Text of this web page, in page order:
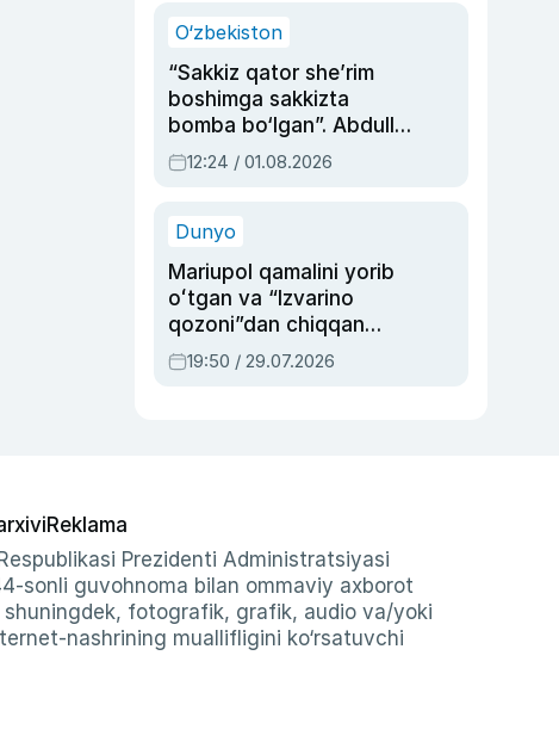
O‘zbekiston
“Sakkiz qator she’rim
boshimga sakkizta
bomba bo‘lgan”. Abdulla
Oripovni siyosiy
ayblovlardan asrab
12:24 / 01.08.2026
Dunyo
Mariupol qamalini yorib
oʻtgan va “Izvarino
qozoni”dan chiqqan
qahramon — Ukraina
armiyasi bosh
19:50 / 29.07.2026
Reklama
Prezidenti Administratsiyasi
sonli guvohnoma bilan ommaviy axborot
shuningdek, fotografik, grafik, audio va/yoki
nashrining muallifligini ko‘rsatuvchi